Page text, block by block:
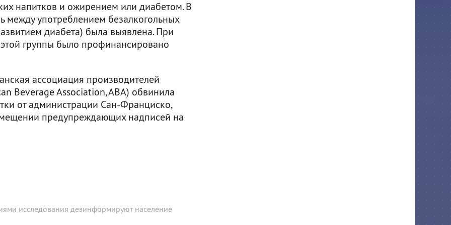
напитков и ожирением или диабетом. В
между употреблением безалкогольных
диабета) была выявлена. При
группы было профинансировано
ассоциация производителей
Beverage Association, ABA) обвинила
от администрации Сан-Франциско,
предупреждающих надписей на
исследования дезинформируют население